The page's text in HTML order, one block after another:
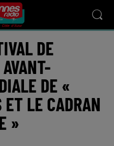
DE
DE «
LE CADRAN
»